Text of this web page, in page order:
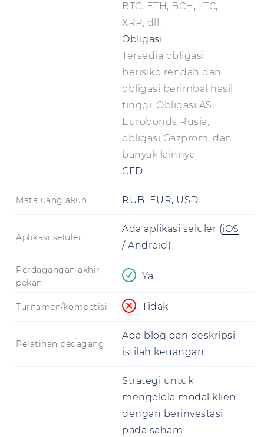
BTC, ETH, BCH, LTC,
XRP, dll.
Obligasi
Tersedia obligasi
berisiko rendah dan
obligasi berimbal hasil
tinggi. Obligasi AS,
Eurobonds Rusia,
obligasi Gazprom, dan
banyak lainnya
CFD
Mata uang akun RUB, EUR, USD
Aplikasi seluler
Ada aplikasi seluler (iOS
/ Android )
Perdagangan akhir
pekan
Ya
Turnamen/kompetisi Tidak
Pelatihan pedagang
Ada blog dan deskripsi
istilah keuangan
Strategi untuk
mengelola modal klien
dengan berinvestasi
pada saham